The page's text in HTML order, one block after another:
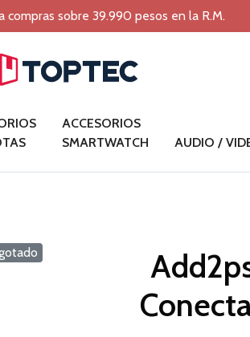
compras sobre 39.990 pesos en la R.M.
ACCESORIOS
SMARTWATCH
AUDIO /